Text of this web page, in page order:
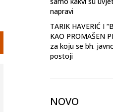
napravi
TARIK HAVERIĆ I
KAO PROMAŠEN
za koju se bh.
postoji
NOVO